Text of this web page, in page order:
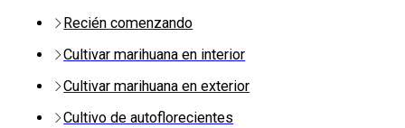
Recién comenzando
Cultivar marihuana en interior
Cultivar marihuana en exterior
Cultivo de autoflorecientes